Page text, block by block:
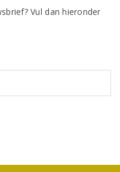
Vul dan hieronder